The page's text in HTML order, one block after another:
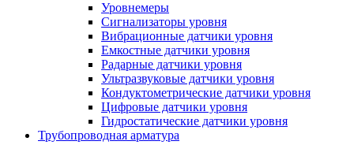
Уровнемеры
Сигнализаторы уровня
Вибрационные датчики уровня
Емкостные датчики уровня
Радарные датчики уровня
Ультразвуковые датчики уровня
Кондуктометрические датчики уровня
Цифровые датчики уровня
Гидростатические датчики уровня
Трубопроводная арматура